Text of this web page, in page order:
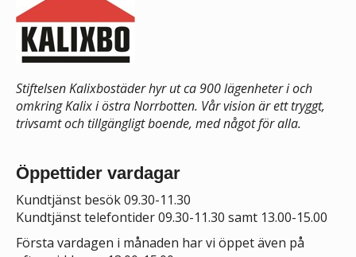
Stiftelsen Kalixbostäder hyr ut ca 900 lägenheter i och
omkring Kalix i östra Norrbotten. Vår vision är ett tryggt,
trivsamt och tillgängligt boende, med något för alla.
Öppettider vardagar
Kundtjänst besök 09.30-11.30
Kundtjänst telefontider 09.30-11.30 samt 13.00-15.00
Första vardagen i månaden har vi öppet även på